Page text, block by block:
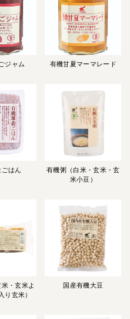
ジャム 有機甘夏マーマレード
はん
有機粥（白米・玄米・玄
米小豆）
・玄米よ
り玄米）
国産有機大豆